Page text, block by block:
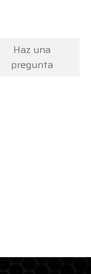
Haz una
pregunta